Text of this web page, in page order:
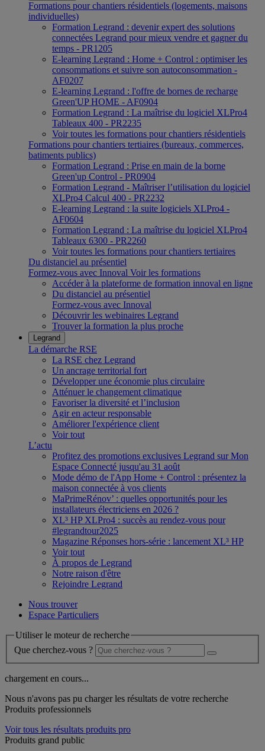
Formations pour chantiers résidentiels (logements, maisons
individuelles)
Formation Legrand : devenir expert des solutions
connectées Legrand pour mieux vendre et gagner du
temps - PR1205
E-learning Legrand : Home + Control : optimiser les
consommations et suivre son autoconsommation -
AF0207
E-learning Legrand : l'offre de bornes de recharge
Green'UP HOME - AF0904
Formation Legrand : La maîtrise du logiciel XLPro4
Tableaux 400 - PR2235
Voir toutes les formations pour chantiers résidentiels
Formations pour chantiers tertiaires (bureaux, commerces,
batiments publics)
Formation Legrand : Prise en main de la borne
Green'up Control - PR0904
Formation Legrand - Maîtriser l’utilisation du logiciel
XLPro4 Calcul 400 - PR2232
E-learning Legrand : la suite logiciels XLPro4 -
AF0604
Formation Legrand : La maîtrise du logiciel XLPro4
Tableaux 6300 - PR2260
Voir toutes les formations pour chantiers tertiaires
Du distanciel au présentiel
Formez-vous avec Innoval Voir les formations
Accéder à la plateforme de formation innoval en ligne
Du distanciel au présentiel
Formez-vous avec Innoval
Découvrir les webinaires Legrand
Trouver la formation la plus proche
Legrand
La démarche RSE
La RSE chez Legrand
Un ancrage territorial fort
Développer une économie plus circulaire
Atténuer le changement climatique
Favoriser la diversité et l’inclusion
Agir en acteur responsable
Améliorer l'expérience client
Voir tout
L’actu
Profitez des promotions exclusives Legrand sur Mon
Espace Connecté jusqu'au 31 août
Mode démo de l'App Home + Control : présentez la
maison connectée à vos clients
MaPrimeRénov’ : quelles opportunités pour les
installateurs électriciens en 2026 ?
XL³ HP XLPro4 : succès au rendez-vous pour
#legrandtour2025
Magazine Réponses hors-série : lancement XL³ HP
Voir tout
À propos de Legrand
Notre raison d'être
Rejoindre Legrand
Nous trouver
Espace Particuliers
Utiliser le moteur de recherche
Que cherchez-vous ?
chargement en cours...
Nous n'avons pas pu charger les résultats de votre recherche
Produits professionnels
Voir tous les résultats produits pro
Produits grand public